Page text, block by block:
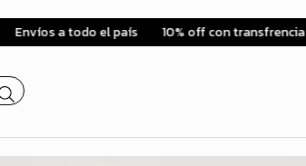
10% off con transfrencia 3 cuotas sin interés